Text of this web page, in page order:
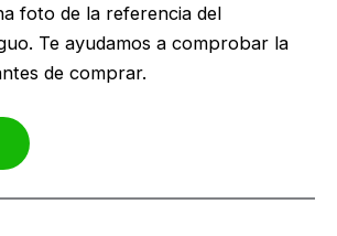
foto de la referencia del
Te ayudamos a comprobar la
de comprar.